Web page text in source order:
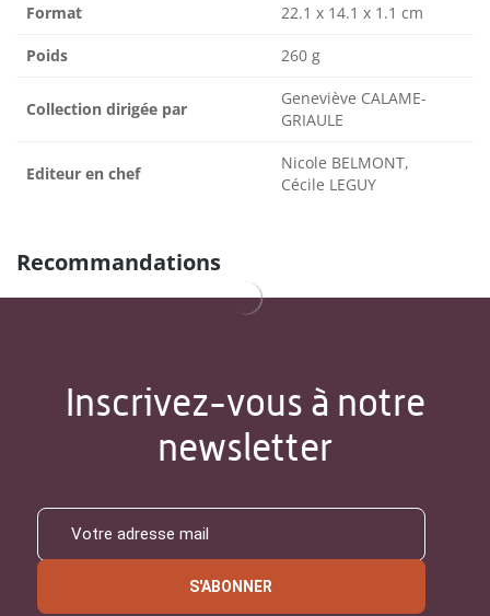
Format 22.1 x 14.1 x 1.1 cm
Poids 260 g
Collection dirigée par
Geneviève CALAME-
GRIAULE
Editeur en chef
Nicole BELMONT,
Cécile LEGUY
Recommandations
Inscrivez-vous à notre
newsletter
S'ABONNER